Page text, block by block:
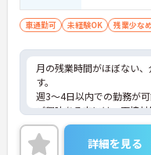
車通勤可 未経験OK 残業少なめ
月の残業時間がほぼない
す。
週3～4日以内での勤務が可
ご興味ある方には、面接
詳細をお話しいたします
い！
詳細を見る